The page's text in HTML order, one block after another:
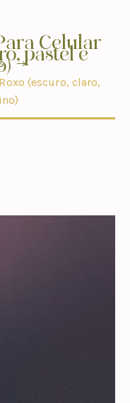
Celular
pastel e
(escuro, claro,